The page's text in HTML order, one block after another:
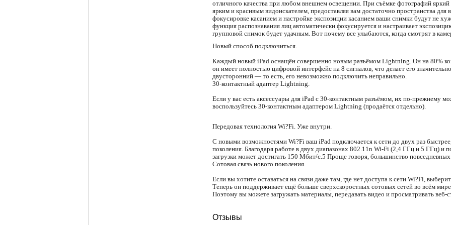
отличного качества при любом внешнем освещении. При съёмке фотографий
ярким и красивым видоискателем, предоставляя вам достаточно пространства для
фокусировке касанием и настройке экспозиции касанием ваши снимки будут не
функция распознавания лиц автоматически фокусируется и настраивает
групповой снимок будет удачным. Вот почему все улыбаются, когда смотрят в
Новый способ подключиться.
Каждый новый iPad оснащён совершенно новым разъёмом Lightning. Он на 80%
он имеет полностью цифровой интерфейс на 8 сигналов, что делает его
двусторонний — то есть, его невозможно подключить неправильно.
30-контактный адаптер Lightning.
Если у вас есть аксессуары для iPad с 30-контактным разъёмом, их по-прежнему
воспользуйтесь 30-контактным адаптером Lightning (продаётся отдельно).
Передовая технология Wi?Fi. Уже внутри.
С новыми возможностями Wi?Fi ваш iPad подключается к сети до двух раз
поколения. Благодаря работе в двух диапазонах 802.11n Wi-Fi (2,4 ГГц и 5 ГГц) и
загрузки может достигать 150 Мбит/с.5 Проще говоря, большинство
Сотовая связь нового поколения.
Если вы хотите оставаться на связи даже там, где нет доступа к сети Wi?Fi,
Теперь он поддерживает ещё больше сверхскоростных сотовых сетей во всём
Поэтому вы можете загружать материалы, передавать видео и просматривать веб-
Отзывы